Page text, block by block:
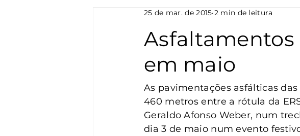
Assistência Social Geral Meio Ambiente
Vigilância Turismo Santa Clara do Sul
em maio
25 de mar. de 2015 2 min de leitura
As pavimentações asfálticas
460 metros entre a rótula da
Geraldo Afonso Weber, num
dia 3 de maio num evento